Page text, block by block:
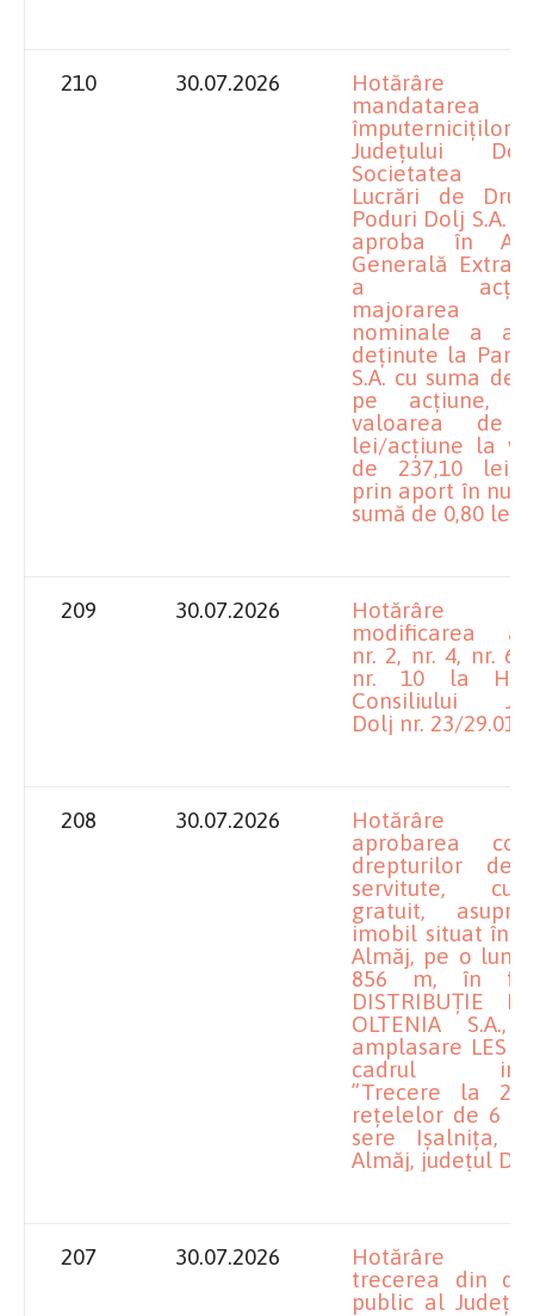
210 30.07.2026
Hotărâre
mandatarea
împuterniciților
Județului
Societatea
Lucrări de
Poduri Dolj S.A.
aproba în
Generală
a
majorarea
nominale a
deținute la Parc
S.A. cu suma de
pe acțiune,
valoarea de
lei/acțiune la
de 237,10 lei/
prin aport în
sumă de 0,80 lei
209 30.07.2026
Hotărâre
modificarea
nr. 2, nr. 4, nr. 6,
nr. 10 la
Consiliului
Dolj nr. 23/
208 30.07.2026
Hotărâre
aprobarea
drepturilor
servitute,
gratuit,
imobil situat în
Almăj, pe o
856 m, în
DISTRIBUȚIE
OLTENIA S.A.,
amplasare LES
cadrul
”Trecere la
rețelelor de 6
sere Ișalnița,
Almăj, județul
207 30.07.2026
Hotărâre
trecerea din
public al